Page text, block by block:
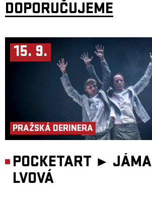
DOPORUČUJEME
15. 9.
PRAŽSKÁ DERINERA
POCKETART ► JÁMA
LVOVÁ